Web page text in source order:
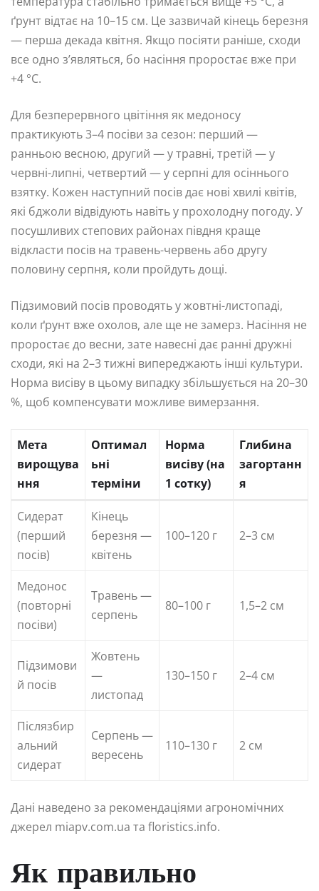
ґрунт відтає на 10–15 см. Це зазвичай кінець березня
— перша декада квітня. Якщо посіяти раніше, сходи
все одно з’являться, бо насіння проростає вже при
+4 °C.
Для безперервного цвітіння як медоносу
практикують 3–4 посіви за сезон: перший —
ранньою весною, другий — у травні, третій — у
червні-липні, четвертий — у серпні для осіннього
взятку. Кожен наступний посів дає нові хвилі квітів,
які бджоли відвідують навіть у прохолодну погоду. У
посушливих степових районах півдня краще
відкласти посів на травень-червень або другу
половину серпня, коли пройдуть дощі.
Підзимовий посів проводять у жовтні-листопаді,
коли ґрунт вже охолов, але ще не замерз. Насіння не
проростає до весни, зате навесні дає ранні дружні
сходи, які на 2–3 тижні випереджають інші культури.
Норма висіву в цьому випадку збільшується на 20–30
%, щоб компенсувати можливе вимерзання.
Мета
вирощува
ння
Оптимал
ьні
терміни
Норма
висіву (на
1 сотку)
Глибина
загортанн
я
Сидерат
(перший
посів)
Кінець
березня —
квітень
100–120 г 2–3 см
Медонос
(повторні
посіви)
Травень —
серпень
80–100 г 1,5–2 см
Підзимови
й посів
Жовтень
—
листопад
130–150 г 2–4 см
Післязбир
альний
сидерат
Серпень —
вересень
110–130 г 2 см
Дані наведено за рекомендаціями агрономічних
джерел miapv.com.ua та floristics.info.
Як правильно